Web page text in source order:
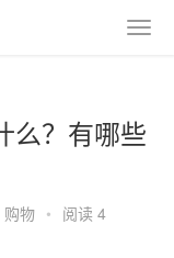
么？有哪些
购物 • 阅读 4